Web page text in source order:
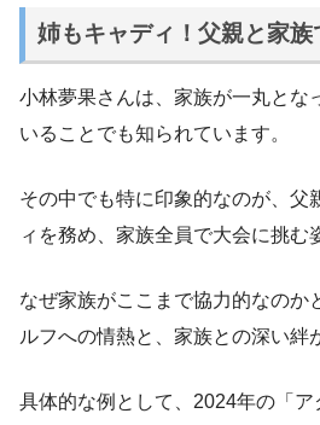
姉もキャディ！父親と家族
小林夢果さんは、家族が一丸とな
いることでも知られています。
その中でも特に印象的なのが、父
ィを務め、家族全員で大会に挑む
なぜ家族がここまで協力的なのか
ルフへの情熱と、家族との深い絆
具体的な例として、2024年の「ア